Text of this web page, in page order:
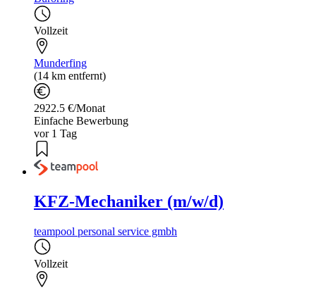
Vollzeit
Munderfing
(14 km entfernt)
2922.5 €/Monat
Einfache Bewerbung
vor 1 Tag
KFZ-Mechaniker (m/w/d)
teampool personal service gmbh
Vollzeit